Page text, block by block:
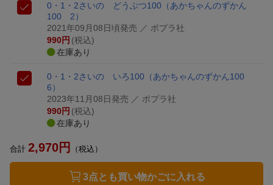
0・1・2さいの どうぶつ100 （あかちゃんのずかん
100 2）
2021年09月08日頃発売 ／ ポプラ社
990円 (税込)
在庫あり
0・1・2さいの いろ100 （あかちゃんのずかん100
6）
2023年11月08日発売 ／ ポプラ社
990円 (税込)
在庫あり
合計 2,970円 （税込）
3点とも買い物かごに入れる